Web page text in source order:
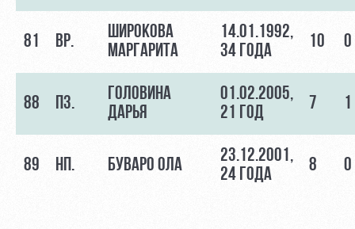
81 ВР.
ШИРОКОВА
МАРГАРИТА
14.01.1992,
34 ГОДА
10 0
88 ПЗ.
ГОЛОВИНА
ДАРЬЯ
01.02.2005,
21 ГОД
7 1
89 НП. БУВАРО ОЛА
23.12.2001,
24 ГОДА
8 0